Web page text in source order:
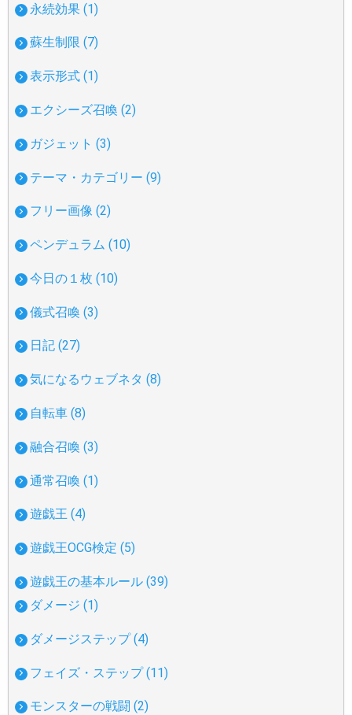
永続効果 (1)
蘇生制限 (7)
表示形式 (1)
エクシーズ召喚 (2)
ガジェット (3)
テーマ・カテゴリー (9)
フリー画像 (2)
ペンデュラム (10)
今日の１枚 (10)
儀式召喚 (3)
日記 (27)
気になるウェブネタ (8)
自転車 (8)
融合召喚 (3)
通常召喚 (1)
遊戯王 (4)
遊戯王OCG検定 (5)
遊戯王の基本ルール (39)
ダメージ (1)
ダメージステップ (4)
フェイズ・ステップ (11)
モンスターの戦闘 (2)